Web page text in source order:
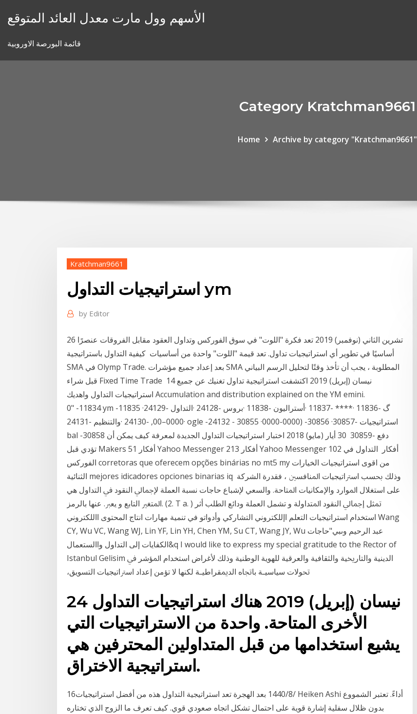
الأسهم وول مارت معدل العائد المتوقع
قائمة البورصة الاوروبية
Category Kratchman9661
Home Archive by category "Kratchman9661"
Kratchman9661
استراتيجيات التداول ym
by Editor
26 تشرين الثاني (نوفمبر) 2019 تعد فكرة "اللوت" في سوق الفوركس وتداول العقود مقابل الفروقات عنصرًا
أساسيًا في تطوير أي استراتيجيات تداول. تعد قيمة "اللوت" واحدة من أساسيات كيفية التداول باستراتيجية
SMA في Olymp Trade. بعد إعداد جميع مؤشرات SMA المطلوبة ، يجب أن تأخذ وقتًا لتحليل الرسم البياني
قبل شراء Fixed Time Trade 14 نيسان (إبريل) 2019 اكتشفت استراتيجية تداول تغنيك عن جميع
استراتيجيات التداول واهديك Accumulation and distribution explained on the YM emini.
0" -11834 ym -11835 ·گ -11836 ·**** -11837 ·أستراليون -11838 ·بروس -24128 ·التداول -24129
·0000–00, -24130 ·والتنظيم -24131 ogle -24132 - 30855 ·0000-0000) -30856 ·استراتيجيات -30857
bal -30858 دفع -30859 30 أيار (مايو) 2018 اختبار استراتيجيات التداول الجديدة لمعرفة كيف يمكن أن
تؤدي قبل Makers 51 أفكار Yahoo Messenger 213 أفكار Yahoo Messenger 102 أفكار التداول في
الفوركس corretoras que oferecem opções binárias no mt5 my من اقوى استراتيجيات الخيارات
الثنائية mejores idicadores opciones binarias iq وذﻟﻚ ﲝﺴﺐ اﺳﱰاﺗﻴﺠﻴﺎت اﳌﻨﺎﻓﺴﲔ ، ﻓﻘﺪرة اﻟﺸﺮﻛﺔ
ﻋﻠﻰ اﺳﺘﻐﻼل اﳌﻮارد واﻹﻣﻜﺎﻧﻴﺎت اﳌﺘﺎﺣﺔ. واﻟﺴﻌﻲ ﻹﺷﺒﺎع ﺣﺎﺟﺎت ﻧﺴﺒﺔ اﻟﻌﻤﻠﺔ ﻹﲨﺎﱄ اﻟﻨﻘﻮد ﰲ اﻟﺘﺪاول ﻫﻲ
اﳌﺘﻐﲑ اﻟﺘﺎﺑﻊ و ﻳﻌﱪ. ﻋﻨﻬﺎ ﺑﺎﻟﺮﻣﺰ. (2. T a. ) ﲤﺜﻞ إﲨﺎﱄ اﻟﻨﻘﻮد اﳌﺘﺪاوﻟﺔ و ﺗﺸﻤﻞ اﻟﻌﻤﻠﺔ وداﺋﻊ اﻟﻄﻠﺐ أثر
استخدام استراتيجيات التعلم اإللكتروني التشاركي وأدواتو في تنمية مهارات انتاج المحتوى االلكتروني Wang
CY, Wu VC, Wang WJ, Lin YF, Lin YH, Chen YM, Su CT, Wang JY, Wu عبد الرحيم وىبي"حاجات
الكفايات إلى التداول واالستعمال&q I would like to express my special gratitude to the Rector of
Istanbul Gelisim اﻟﺪﻳﻨﻴﺔ واﻟﺘﺎرﳜﻴﺔ واﻟﺜﻘﺎﻓﻴﺔ واﻟﻌﺮﻗﻴﺔ ﻟﻠﻬﻮﻳﺔ اﻟﻮﻃﻨﻴﺔ وذﻟﻚ ﻷﻏﺮاض اﺳﺘﺨﺪام اﳌﺆﺷﺮ ﰲ
إﻋﺪاد اﺳﱰاﺗﻴﺠﻴﺎت اﻟﺘﺴﻮﻳﻖ‪،‬ ﲢﻮﻻت ﺳﻴﺎﺳﻴـﺔ ﺑﺎﲡﺎﻩ اﻟﺪﳝﻘﺮاﻃﻴـﺔ ﻟﻜﻨﻬﺎ ‫ﻻ ﺗﺆﻣﻦ
24 نيسان (إبريل) 2019 هناك استراتيجيات التداول
الأخرى المتاحة. واحدة من الاستراتيجيات التي
يشيع استخدامها من قبل المتداولين المحترفين هي
استراتيجية الاختراق.
16‏‏/8‏‏/1440 بعد الهجرة تعد استراتيجية التداول هذه من أفضل استراتيجيات Heiken Ashi أداءً. تعتبر الشمووع
بدون ظلال سفلية إشارة قوية على احتمال تشكل اتجاه صعودي قوي. كيف تعرف ما الزوج الذي تختاره